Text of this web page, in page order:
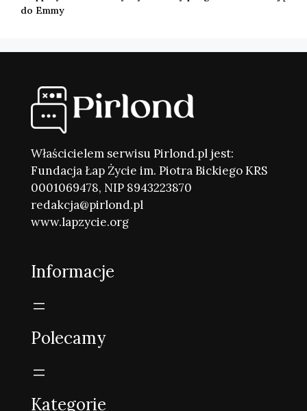
do Emmy
Właścicielem serwisu Pirlond.pl jest:
Fundacja Łap Życie im. Piotra Bickiego KRS
0001069478, NIP 8943223870
redakcja@pirlond.pl
www.lapzycie.org
Informacje
Polecamy
Kategorie